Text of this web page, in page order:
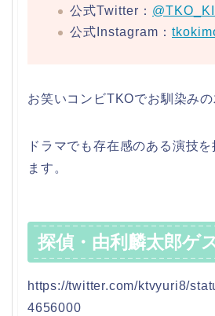
公式Twitter：
公式Instagram：
お笑いコンビTKOでお馴染みの
ドラマでも存在感のある演技
ます。
探偵・由利麟太郎ゲ
https://twitter.com/ktvyuri8/
4656000